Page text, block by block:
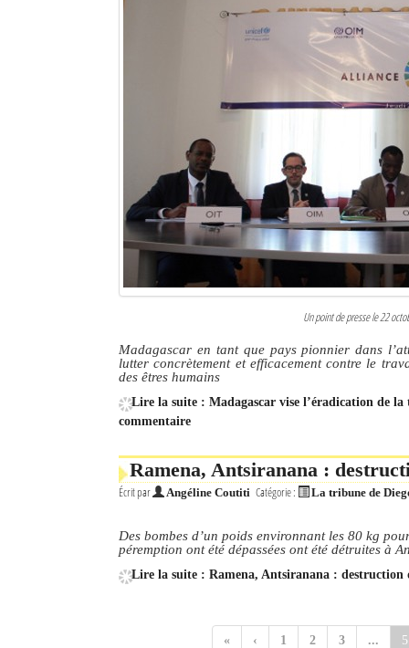
Un point de presse le 22
Madagascar en tant que pays pionnier dans
lutter concrètement et efficacement contre le
des êtres humains
Lire la suite : Madagascar vise l’éradication de
commentaire
Ramena, Antsiranana :
Écrit par Angéline Coutiti Catégorie : La tribune de
Des bombes d’un poids environnant les 80 kg
péremption ont été dépassées ont été détruites à
Lire la suite : Ramena, Antsiranana : destruction
« ‹ 1 2 3 ... 5